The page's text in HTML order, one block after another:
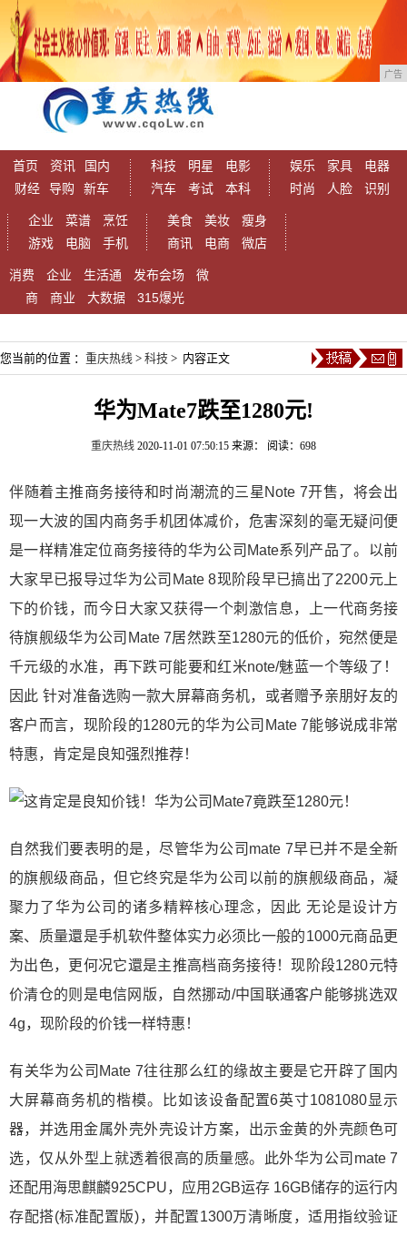
广告
首页 资讯
国内
财经
导购 新车
科技 明星
电影
汽车
考试 本科
娱乐 家具
电器
时尚
人脸 识别
企业 菜谱
烹饪
游戏
电脑 手机
美食 美妆
瘦身
商讯
电商 微店
消费 企业 生活通 发布会场
微
商
商业 大数据 315爆光
您当前的位置 ： 重庆热线 > 科技 > 内容正文
华为Mate7跌至1280元!
重庆热线 2020-11-01 07:50:15 来源： 阅读：698
伴随着主推商务接待和时尚潮流的三星Note 7开售，将会出
现一大波的国内商务手机团体减价，危害深刻的毫无疑问便
是一样精准定位商务接待的华为公司Mate系列产品了。以前
大家早已报导过华为公司Mate 8现阶段早已搞出了2200元上
下的价钱，而今日大家又获得一个刺激信息，上一代商务接
待旗舰级华为公司Mate 7居然跌至1280元的低价，宛然便是
千元级的水准，再下跌可能要和红米note/魅蓝一个等级了！
因此 针对准备选购一款大屏幕商务机，或者赠予亲朋好友的
客户而言，现阶段的1280元的华为公司Mate 7能够说成非常
特惠，肯定是良知强烈推荐！
自然我们要表明的是，尽管华为公司mate 7早已并不是全新
的旗舰级商品，但它终究是华为公司以前的旗舰级商品，凝
聚力了华为公司的诸多精粹核心理念，因此 无论是设计方
案、质量還是手机软件整体实力必须比一般的1000元商品更
为出色，更何况它還是主推高档商务接待！现阶段1280元特
价清仓的则是电信网版，自然挪动/中国联通客户能够挑选双
4g，现阶段的价钱一样特惠！
有关华为公司Mate 7往往那么红的缘故主要是它开辟了国内
大屏幕商务机的楷模。比如该设备配置6英寸1081080显示
器，并选用金属外壳外壳设计方案，出示金黄的外壳颜色可
选，仅从外型上就透着很高的质量感。此外华为公司mate 7
还配用海思麒麟925CPU，应用2GB运存 16GB储存的运行内
存配搭(标准配置版)，并配置1300万清晰度，适用指纹验证